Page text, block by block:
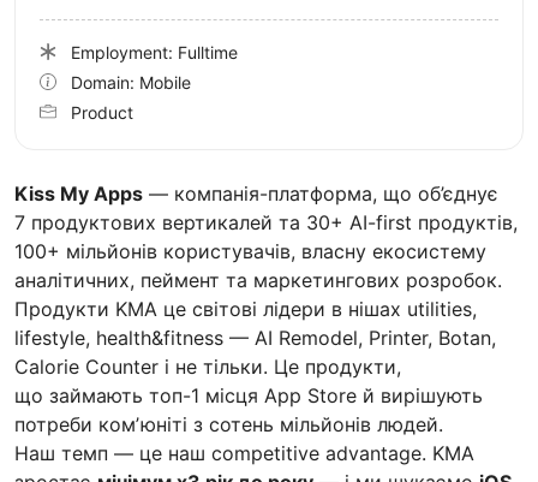
Kiss My Apps — компанія-платформа, що об’єднує
7 продуктових вертикалей та 30+ AI-first продуктів,
100+ мільйонів користувачів, власну екосистему
аналітичних, пеймент та маркетингових розробок.
Продукти KMA це світові лідери в нішах utilities,
lifestyle, health&fitness — AI Remodel, Printer, Botan,
Calorie Counter і не тільки. Це продукти,
що займають топ-1 місця App Store й вирішують
потреби комʼюніті з сотень мільйонів людей.
Наш темп — це наш competitive advantage. KMA
Employment: Fulltime
Domain: Mobile
Product